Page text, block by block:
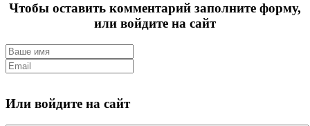
Чтобы оставить комментарий заполните форму,
или войдите на сайт
Или войдите на сайт